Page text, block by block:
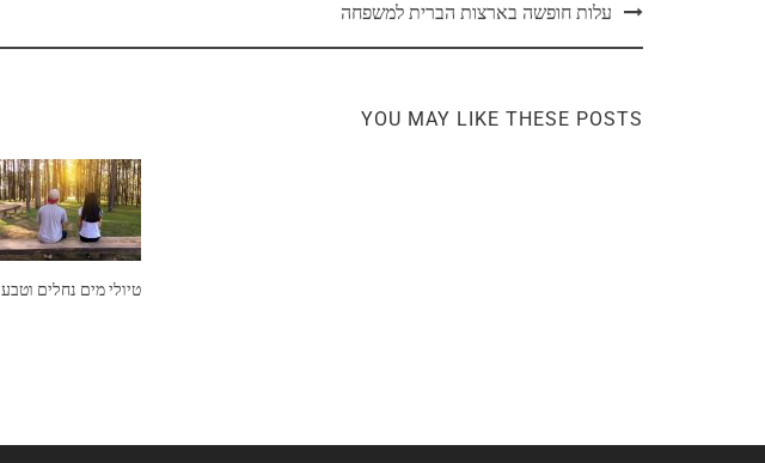
עלות חופשה בארצות הברית למשפחה
YOU MAY LIKE THESE POSTS
טיולי מים נחלים וטבע